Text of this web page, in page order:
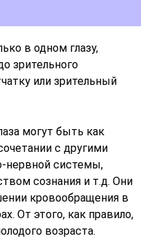
в одном глазу,
зрительного
или зрительный
могут быть как
с другими
нервной системы,
сознания и т.д. Они
кровообращения в
От этого, как правило,
возраста.